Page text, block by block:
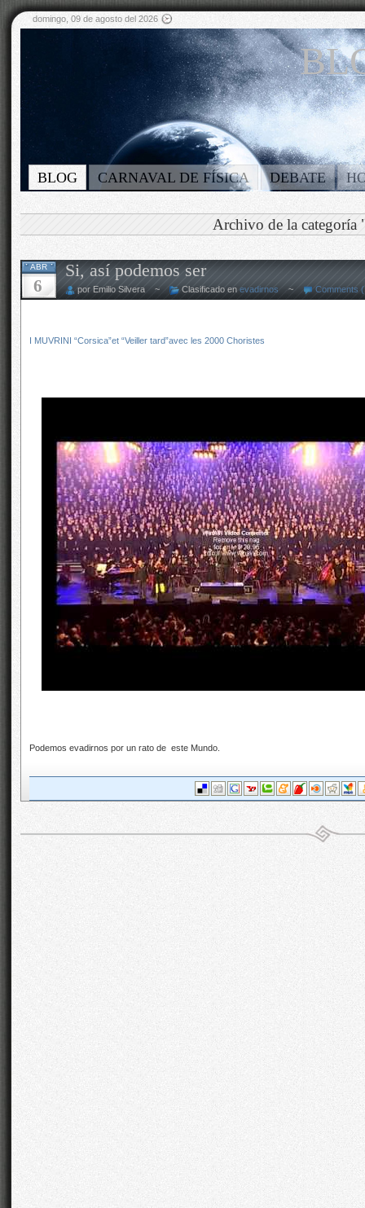
domingo, 09 de agosto del 2026
BLOG CARNAVAL DE FÍSICA DEBATE
Archivo de la categoría
ABR
6
Si, así podemos ser
por Emilio Silvera ~ Clasificado en evadirnos ~ Comments
I MUVRINI “Corsica”et “Veiller tard”avec les 2000 Choristes
Podemos evadirnos por un rato de este Mundo.